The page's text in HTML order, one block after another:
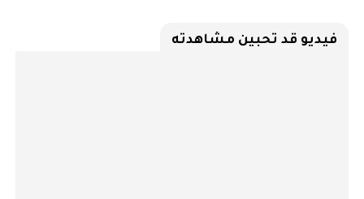
فيديو قد تحبين مشاهدته